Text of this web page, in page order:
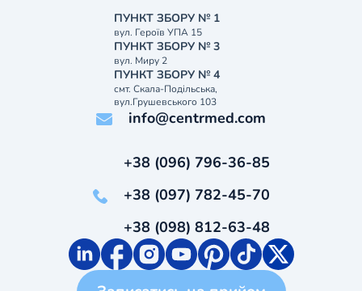
ПУНКТ ЗБОРУ № 1
вул. Героїв УПА 15
ПУНКТ ЗБОРУ № 3
вул. Миру 2
ПУНКТ ЗБОРУ № 4
смт. Скала-Подільська,
вул.Грушевського 103
info@centrmed.com
+38 (096) 796-36-85
+38 (097) 782-45-70
+38 (098) 812-63-48